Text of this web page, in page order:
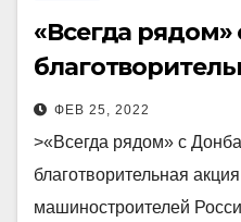
«Всегда
Лиги
предприятиям
ФЕВ 25, 2022
>«Всегда рядом» с
благотворительная
машиностроителей